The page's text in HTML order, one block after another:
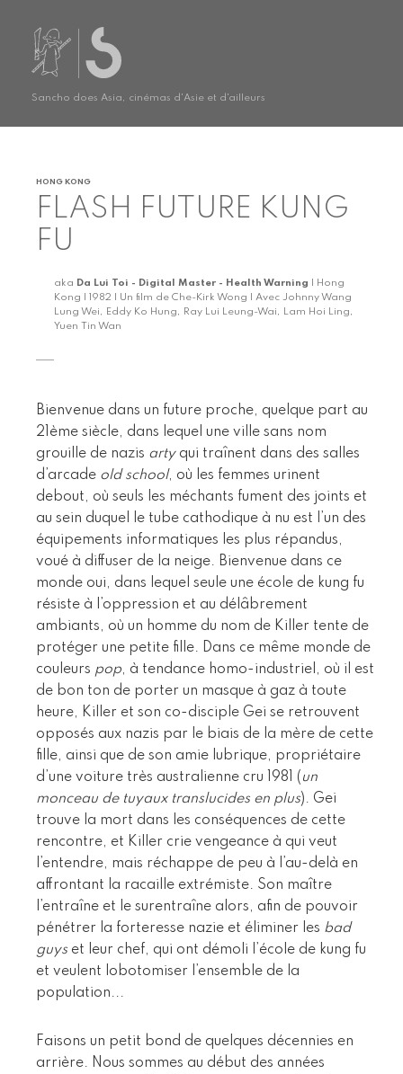
Sancho does Asia, cinémas d'Asie et d'ailleurs
HONG KONG
FLASH FUTURE KUNG
FU
aka Da Lui Toi - Digital Master - Health Warning | Hong
Kong | 1982 | Un film de Che-Kirk Wong | Avec Johnny Wang
Lung Wei, Eddy Ko Hung, Ray Lui Leung-Wai, Lam Hoi Ling,
Yuen Tin Wan
Bienvenue dans un future proche, quelque part au
21ème siècle, dans lequel une ville sans nom
grouille de nazis artyqui traînent dans des salles
d’arcade old school, où les femmes urinent
debout, où seuls les méchants fument des joints et
au sein duquel le tube cathodique à nu est l’un des
équipements informatiques les plus répandus,
voué à diffuser de la neige. Bienvenue dans ce
monde oui, dans lequel seule une école de kung fu
résiste à l’oppression et au délâbrement
ambiants, où un homme du nom de Killer tente de
protéger une petite fille. Dans ce même monde de
couleurs pop, à tendance homo-industriel, où il est
de bon ton de porter un masque à gaz à toute
heure, Killer et son co-disciple Gei se retrouvent
opposés aux nazis par le biais de la mère de cette
fille, ainsi que de son amie lubrique, propriétaire
d’une voiture très australienne cru 1981 ( un
monceau de tuyaux translucides en plus). Gei
trouve la mort dans les conséquences de cette
rencontre, et Killer crie vengeance à qui veut
l’entendre, mais réchappe de peu à l’au-delà en
affrontant la racaille extrémiste. Son maître
l’entraîne et le surentraîne alors, afin de pouvoir
pénétrer la forteresse nazie et éliminer les bad
guys et leur chef, qui ont démoli l’école de kung fu
et veulent lobotomiser l’ensemble de la
population...
Faisons un petit bond de quelques décennies en
arrière. Nous sommes au début des années